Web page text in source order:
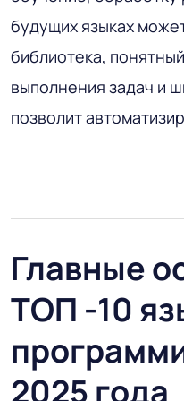
будущих языках
библиотека,
выполнения задач и
позволит
Главные
ТОП -10
2025 года